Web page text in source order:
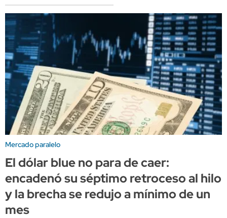
Mercado paralelo
El dólar blue no para de caer:
encadenó su séptimo retroceso al hilo
y la brecha se redujo a mínimo de un
mes